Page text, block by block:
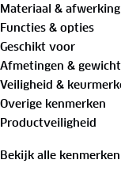
dat je bij
voertuig weer grip
Voordelen van
Deze
voertuig. Je hoeft
deze kettingen
ruimte in de
kunststof koffer
Materiaal & afwerking
Functies & opties
Geschikt voor
Afmetingen & gewicht
Veiligheid &
Overige kenmerken
Productveiligheid
Bekijk alle kenmerken